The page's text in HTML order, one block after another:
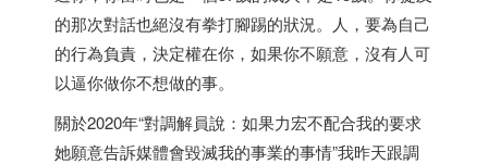
的那次對話也絕沒有拳打腳踢的狀況。人，要為自己
的行為負責，決定權在你，如果你不願意，沒有人可
以逼你做你不想做的事。
關於2020年“對調解員說：如果力宏不配合我的要求
她願意告訴媒體會毀滅我的事業的事情”我昨天跟調